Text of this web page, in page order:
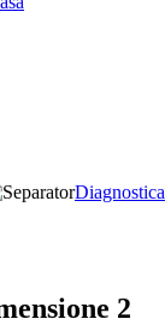
Diagnostica
2